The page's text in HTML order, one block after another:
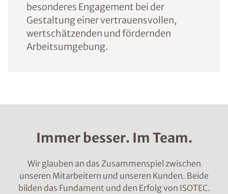
besonderes Engagement bei der
Gestaltung einer vertrauensvollen,
wertschätzenden und fördernden
Arbeitsumgebung.
Immer besser. Im Team.
Wir glauben an das Zusammenspiel zwischen
unseren Mitarbeitern und unseren Kunden. Beide
bilden das Fundament und den Erfolg von ISOTEC.